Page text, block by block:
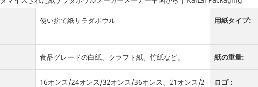
使い捨て紙サラダボウル 用紙タイプ:
食品グレードの白紙、クラフト紙、竹紙など。 紙の重量:
16オンス/24オンス/32オンス/36オンス、21オンス/2
ロゴ：